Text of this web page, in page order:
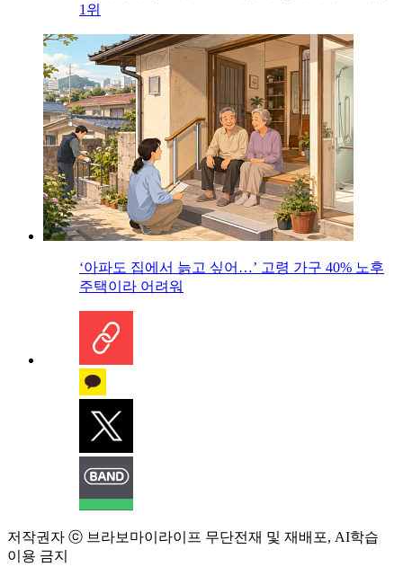
1위
‘아파도 집에서 늙고 싶어…’ 고령 가구 40% 노후
주택이라 어려워
저작권자 ⓒ 브라보마이라이프 무단전재 및 재배포, AI학습
이용 금지